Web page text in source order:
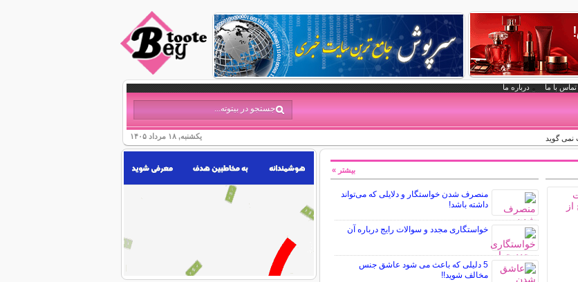
تماس با ما درباره ما
یکشنبه, ۱۸ مرداد ۱۴۰۵ نمی گوید
منصرف شدن خواستگار و دلایلی که می‌تواند
داشته باشد!
خواستگاری مجدد و سوالات رایج درباره آن
5 دلیلی که باعث می شود عاشق جنس
مخالف شوید!!
بیشتر »